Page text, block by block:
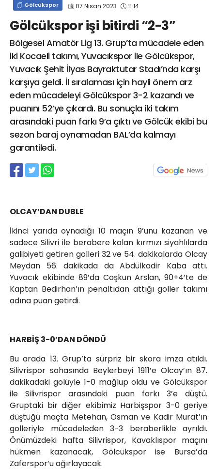
Gölcükspor 07 Nisan 2023 11:14
Gölcükspor işi bitirdi “2-3”
Bölgesel Amatör Lig 13. Grup’ta mücadele eden
iki Kocaeli takımı, Yuvacıkspor ile Gölcükspor,
Yuvacık Şehit İlyas Bayraktutar Stadı’nda karşı
karşıya geldi. İl sıralaması için hayli önem arz
eden mücadeleyi Gölcükspor 3-2 kazandı ve
puanını 52’ye çıkardı. Bu sonuçla iki takım
arasındaki puan farkı 9’a çıktı ve Gölcük ekibi bu
sezon baraj oynamadan BAL’da kalmayı
garantiledi.
OLCAY’DAN DUBLE
İkinci yarıda oynadığı 10 maçın 9’unu kazanan ve
sadece Silivri ile berabere kalan kırmızı siyahlılarda
galibiyeti getiren golleri 32 ve 54. dakikalarda Olcay
Meydan 56. dakikada da Abdülkadir Kaba attı.
Yuvacık ekibinde 89’da Coşkun Arslan, 90+4’te de
Kaptan Bedirhan’ın penaltıdan attığı goller takımı
adına puan getirdi.
HARBİŞ 3-0’DAN DÖNDÜ
Bu arada 13. Grup’ta sürpriz bir skora imza atıldı.
Silivrispor sahasında Beylerbeyi 1911’e Olcay’ın 87.
dakikadaki golüyle 1-0 mağlup oldu ve Gölcükspor
ile Silivrispor arasındaki puan farkı 3’e düştü.
Gruptaki bir diğer ekibimiz Harbişspor 3-0 geriye
düştüğü maçta Metehan, Osman ve Kadir Murat’ın
golleriyle mücadeleden 3-3 beraberlikle ayrıldı.
Önümüzdeki hafta Silivrispor, Kavaklıspor maçını
hükmen kazanacak, Gölcükspor ise Bursa’da
Zaferspor’u ağırlayacak.
info@spor41.com